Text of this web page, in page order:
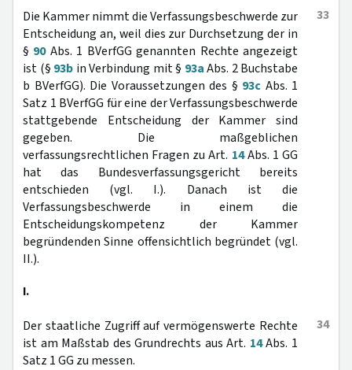
33
Die Kammer nimmt die Verfassungsbeschwerde zur
Entscheidung an, weil dies zur Durchsetzung der in
§ 90Abs. 1 BVerfGG genannten Rechte angezeigt
ist (§ 93b in Verbindung mit § 93aAbs. 2 Buchstabe
b BVerfGG). Die Voraussetzungen des § 93c Abs. 1
Satz 1 BVerfGG für eine der Verfassungsbeschwerde
stattgebende Entscheidung der Kammer sind
gegeben. Die maßgeblichen
verfassungsrechtlichen Fragen zu Art. 14Abs. 1 GG
hat das Bundesverfassungsgericht bereits
entschieden (vgl. I.). Danach ist die
Verfassungsbeschwerde in einem die
Entscheidungskompetenz der Kammer
begründenden Sinne offensichtlich begründet (vgl.
II.).
I.
34
Der staatliche Zugriff auf vermögenswerte Rechte
ist am Maßstab des Grundrechts aus Art. 14Abs. 1
Satz 1 GG zu messen.